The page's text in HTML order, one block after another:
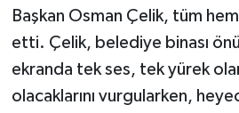
Başkan Osman Çelik, tüm
etti. Çelik, belediye binası
ekranda tek ses, tek yürek
olacaklarını vurgularken,